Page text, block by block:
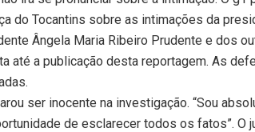
do Tocantins sobre as intimações da
Ângela Maria Ribeiro Prudente e dos
até a publicação desta reportagem. As
ser inocente na investigação. “Sou
de esclarecer todos os fatos”. O